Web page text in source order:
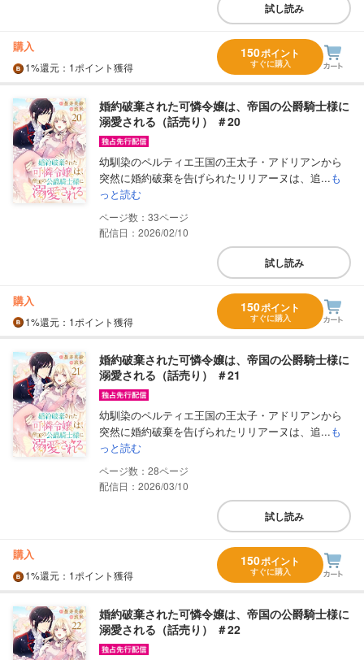
試し読み
購入
1%還元 ：1ポイント獲得
150ポイント
すぐに購入
婚約破棄された可憐令嬢は、帝国の公爵騎士様に
溺愛される（話売り） ＃20
幼馴染のペルティエ王国の王太子・アドリアンから
突然に婚約破棄を告げられたリリアーヌは、追...も
っと読む
33
配信日：2026/02/10
試し読み
購入
1%還元 ：1ポイント獲得
150ポイント
すぐに購入
婚約破棄された可憐令嬢は、帝国の公爵騎士様に
溺愛される（話売り） ＃21
幼馴染のペルティエ王国の王太子・アドリアンから
突然に婚約破棄を告げられたリリアーヌは、追...も
っと読む
28
配信日：2026/03/10
試し読み
購入
1%還元 ：1ポイント獲得
150ポイント
すぐに購入
婚約破棄された可憐令嬢は、帝国の公爵騎士様に
溺愛される（話売り） ＃22